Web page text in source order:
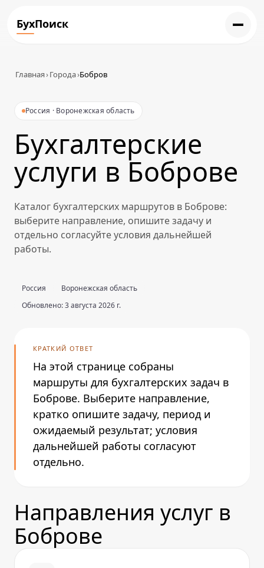
БухПоиск
Главная›Города›Бобров
Россия · Воронежская область
Бухгалтерские
услуги в Боброве
Каталог бухгалтерских маршрутов в Боброве:
выберите направление, опишите задачу и
отдельно согласуйте условия дальнейшей
работы.
Россия
Воронежская область
Обновлено: 3 августа 2026 г.
КРАТКИЙ ОТВЕТ
На этой странице собраны
маршруты для бухгалтерских задач в
Боброве. Выберите направление,
кратко опишите задачу, период и
ожидаемый результат; условия
дальнейшей работы согласуют
отдельно.
Направления услуг в
Боброве